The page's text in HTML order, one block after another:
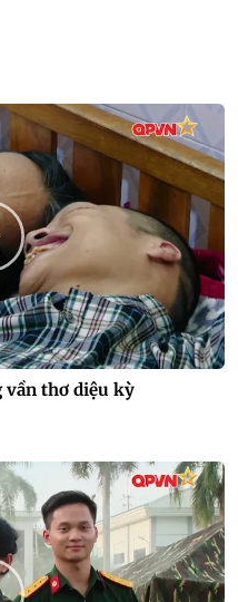
vần thơ diệu kỳ